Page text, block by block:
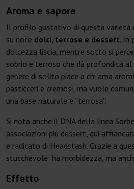
Aroma e sapore
Il profilo gustativo di questa varietà
su note dolci, terrose e dessert. In
dolcezza liscia, mentre sotto si
sobrio e terroso che dà profondità
genere di solito piace a chi ama
pasticceri e cremosi, ma vuole
una base naturale e “terrosa”.
Si nota anche il DNA della linea
associazioni più dessert, qui
e radicato di Headstash. Grazie a
stucchevole: ha morbidezza, ma
Effetto